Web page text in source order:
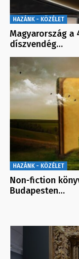
HAZÁNK - KÖZÉLET
Magyarország a
díszvendég…
HAZÁNK - KÖZÉLET
Non-fiction
Budapesten…